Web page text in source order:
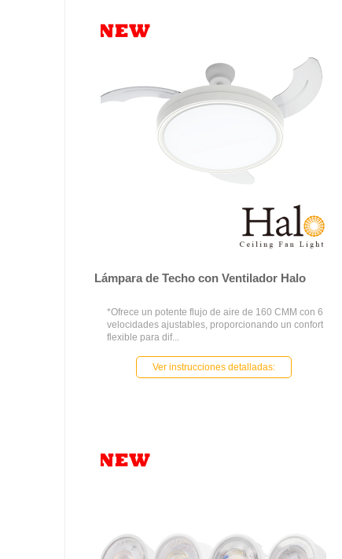
Lámpara de Techo con Ventilador Halo
*Ofrece un potente flujo de aire de 160 CMM con 6
velocidades ajustables, proporcionando un confort
flexible para dif...
Ver instrucciones detalladas: